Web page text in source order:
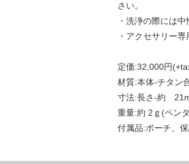
さい。
・洗浄の際には
・アクセサリー
定価:32,000円
材質:本体-チタン
寸法:長さ-約
重量:約 2ｇ(ペン
付属品:ポーチ、